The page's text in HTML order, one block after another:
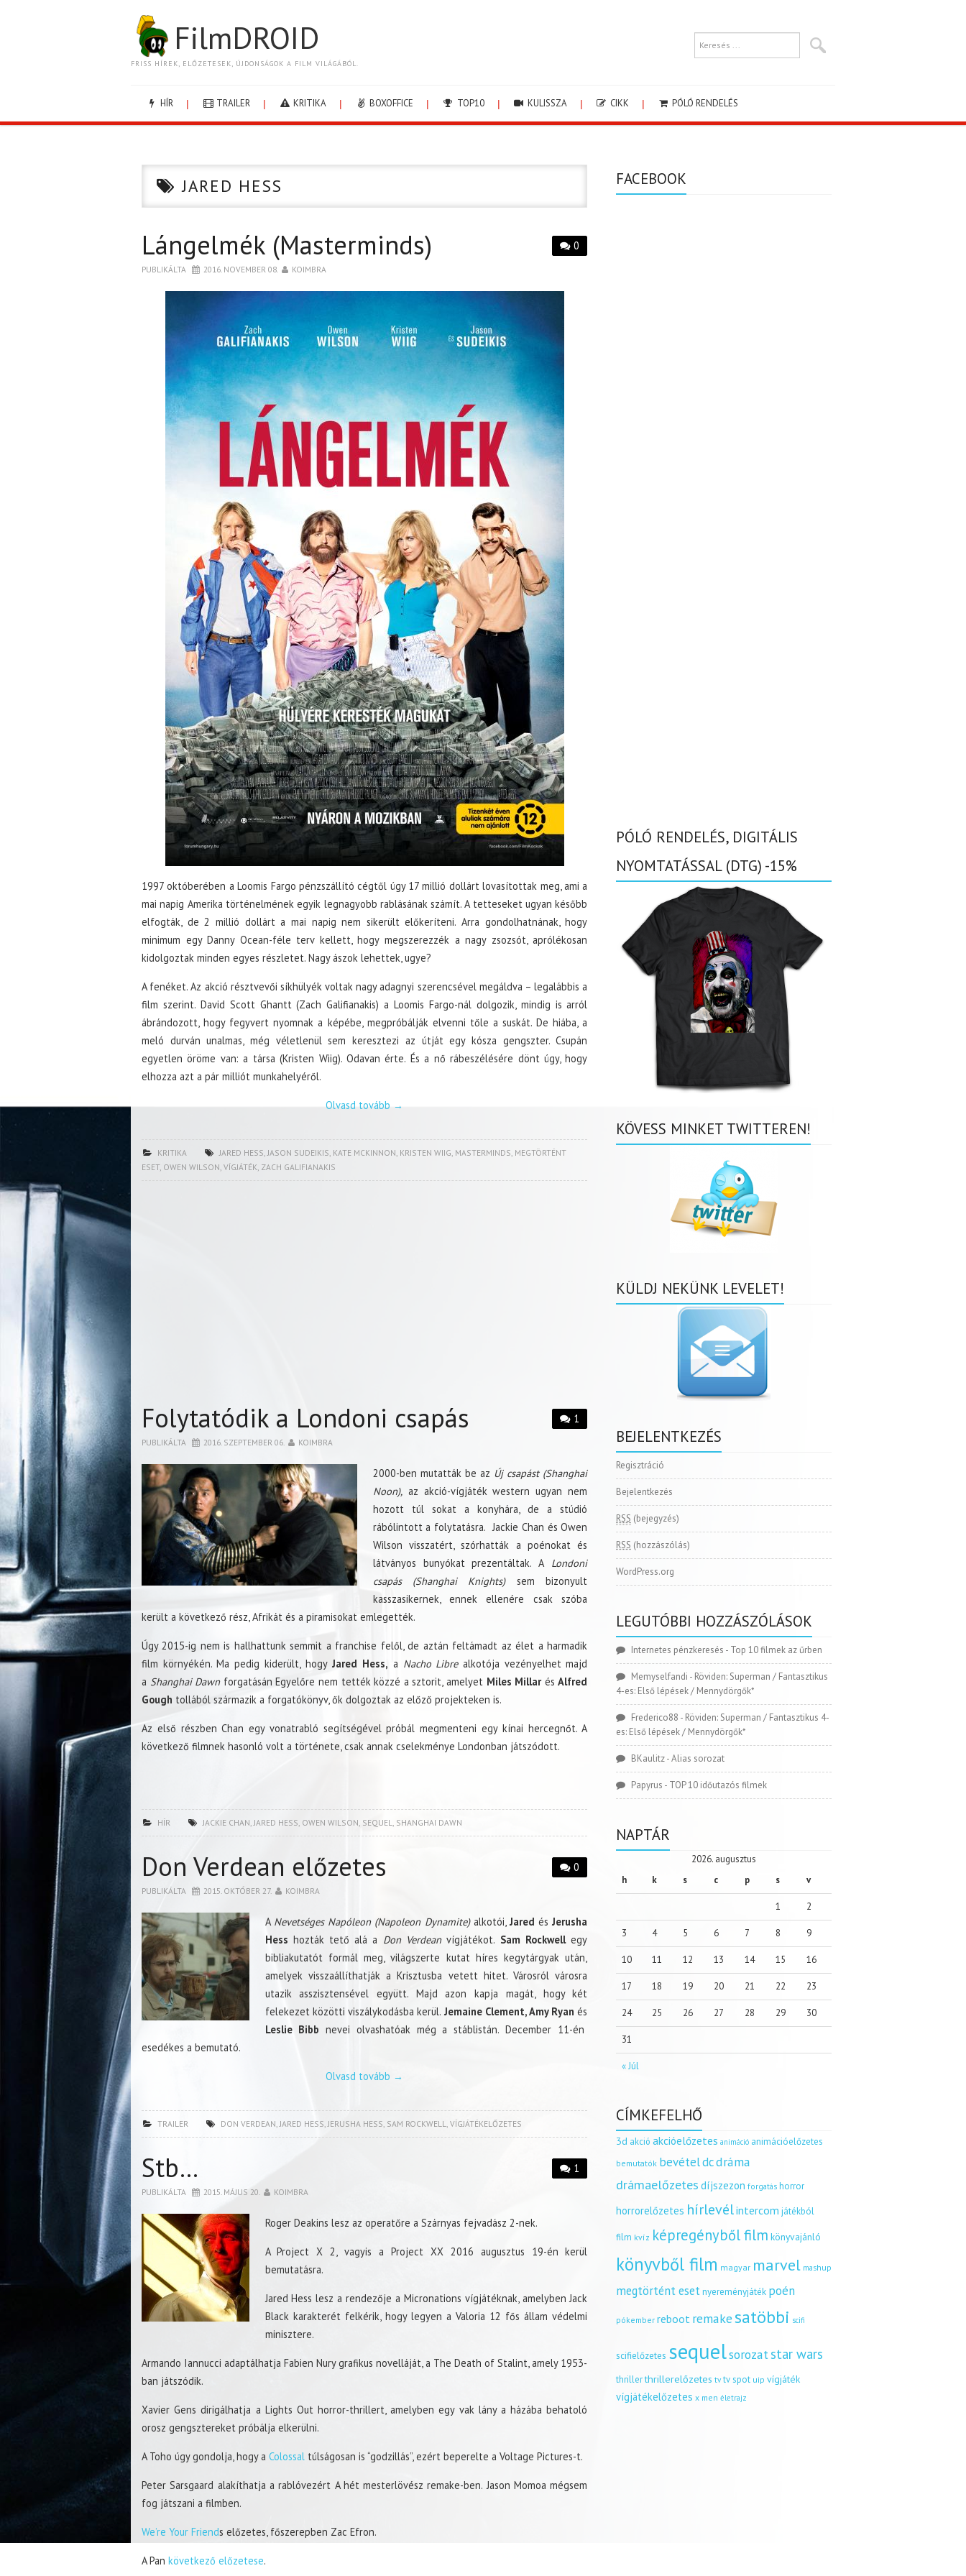
FilmDROID
FRISS HÍREK, ELŐZETESEK, ÚJDONSÁGOK A FILM VILÁGÁBÓL.
HÍR TRAILER KRITIKA BOXOFFICE TOP10 KULISSZA CIKK PÓLÓ RENDELÉS
JARED HESS
0
Lángelmék (Masterminds)
PUBLIKÁLTA 2016. NOVEMBER 08. KOIMBRA
1997 októberében a Loomis Fargo pénzszállító cégtől úgy 17 millió dollárt lovasítottak meg, ami a
mai napig Amerika történelmének egyik legnagyobb rablásának számít. A tetteseket ugyan később
elfogták, de 2 millió dollárt a mai napig nem sikerült előkeríteni. Arra gondolhatnának, hogy
minimum egy Danny Ocean-féle terv kellett, hogy megszerezzék a nagy zsozsót, aprólékosan
kidolgoztak minden egyes részletet. Nagy ászok lehettek, ugye?
A fenéket. Az akció résztvevői síkhülyék voltak nagy adagnyi szerencsével megáldva – legalábbis a
film szerint. David Scott Ghantt (Zach Galifianakis) a Loomis Fargo-nál dolgozik, mindig is arról
ábrándozott, hogy fegyvert nyomnak a képébe, megpróbálják elvenni tőle a suskát. De hiába, a
meló durván unalmas, még véletlenül sem keresztezi az útját egy kósza gengszter. Csupán
egyetlen öröme van: a társa (Kristen Wiig). Odavan érte. És a nő rábeszélésére dönt úgy, hogy
elhozza azt a pár milliót munkahelyéről.
Olvasd tovább →
KRITIKA JARED HESS,JASON SUDEIKIS, KATE MCKINNON, KRISTEN WIIG, MASTERMINDS, MEGTÖRTÉNT
ESET, OWEN WILSON, VÍGJÁTÉK, ZACH GALIFIANAKIS
1
Folytatódik a Londoni csapás
PUBLIKÁLTA 2016. SZEPTEMBER 06. KOIMBRA
2000-ben mutatták be az Új csapást (Shanghai
Noon),az akció-vígjáték western ugyan nem
hozott túl sokat a konyhára, de a stúdió
rábólintott a folytatásra. Jackie Chan és Owen
Wilson visszatért, szórhatták a poénokat és
látványos bunyókat prezentáltak. ALondoni
csapás (Shanghai Knights)sem bizonyult
kasszasikernek, ennek ellenére csak szóba
került a következő rész, Afrikát és a piramisokat emlegették.
Úgy 2015-ig nem is hallhattunk semmit a franchise felől, de aztán feltámadt az élet a harmadik
film környékén. Ma pedig kiderült, hogyJared Hess, a Nacho Librealkotója vezényelhet majd
a Shanghai Dawnforgatásán Egyelőre nem tették közzé a sztorit, amelyet Miles MillarésAlfred
Gough tollából származik a forgatókönyv, ők dolgoztak az előző projekteken is.
Az első részben Chan egy vonatrabló segítségével próbál megmenteni egy kínai hercegnőt. A
következő filmnek hasonló volt a története, csak annak cselekménye Londonban játszódott.
HÍR JACKIE CHAN,JARED HESS, OWEN WILSON, SEQUEL, SHANGHAI DAWN
0
Don Verdean előzetes
PUBLIKÁLTA 2015. OKTÓBER 27. KOIMBRA
A Nevetséges Napóleon (Napoleon Dynamite)alkotói, Jared és Jerusha
Hess hozták tető alá a Don Verdeanvígjátékot. Sam Rockwellegy
bibliakutatót formál meg, világszerte kutat híres kegytárgyak után,
amelyek visszaállíthatják a Krisztusba vetett hitet. Városról városra
utazik asszisztensével együtt. Majd azon kapja magát, hogy két
felekezet közötti viszálykodásba kerül. Jemaine Clement, Amy Ryan és
Leslie Bibb nevei olvashatóak még a stáblistán. December 11-én
esedékes a bemutató.
Olvasd tovább →
TRAILER DON VERDEAN,JARED HESS,JERUSHA HESS, SAM ROCKWELL, VÍGJÁTÉKELŐZETES
1
Stb…
PUBLIKÁLTA 2015. MÁJUS 20. KOIMBRA
Roger Deakins lesz az operatőre a Szárnyas fejvadász 2-nek.
A Project X 2, vagyis a Project XX 2016 augusztus 19-én kerül
bemutatásra.
Jared Hess lesz a rendezője a Micronations vígjátéknak, amelyben Jack
Black karakterét felkérik, hogy legyen a Valoria 12 fős állam védelmi
minisztere.
Armando Iannucci adaptálhatja Fabien Nury grafikus novelláját, a The Death of Stalint, amely 1953-
ban játszódik.
Xavier Gens dirigálhatja a Lights Out horror-thrillert, amelyben egy vak lány a házába behatoló
orosz gengsztereket próbálja elkerülni.
A Toho úgy gondolja, hogy a Colossal túlságosan is “godzillás”, ezért beperelte a Voltage Pictures-t.
Peter Sarsgaard alakíthatja a rablóvezért A hét mesterlövész remake-ben. Jason Momoa mégsem
fog játszani a filmben.
We’re Your Friends előzetes, főszerepben Zac Efron.
A Pan következő előzetese.
FACEBOOK
PÓLÓ RENDELÉS, DIGITÁLIS
NYOMTATÁSSAL (DTG) -15%
KÖVESS MINKET TWITTEREN!
KÜLDJ NEKÜNK LEVELET!
BEJELENTKEZÉS
Regisztráció
Bejelentkezés
RSS (bejegyzés)
RSS (hozzászólás)
WordPress.org
LEGUTÓBBI HOZZÁSZÓLÁSOK
Internetes pénzkeresés - Top 10 filmek az űrben
Memyselfandi - Röviden: Superman / Fantasztikus
4-es: Első lépések / Mennydörgők*
Frederico88 - Röviden: Superman / Fantasztikus 4-
es: Első lépések / Mennydörgők*
BKaulitz-Alias sorozat
Papyrus - TOP 10 időutazós filmek
NAPTÁR
2026. augusztus
h
k s c p s v
« Júl
1 2
3 4 5 6 7 8 9
10 11 12 13 14 15 16
17 18 19 20 21 22 23
24 25 26 27 28 29 30
31
CÍMKEFELHŐ
3d akció akcióelőzetes animáció animációelőzetes
bemutatók bevételdcdráma
drámaelőzetes díjszezon forgatás horror
horrorelőzetes hírlevélintercom játékból
film kvíz képregényből film könyvajánló
könyvből film magyar marvel mashup
megtörtént esetnyereményjáték poén
pókember reboot remakesatöbbi scifi
scifielőzetes sequelsorozatstar wars
thrillerthrillerelőzetes tv tv spot uip vígjáték
vígjátékelőzetes x men életrajz